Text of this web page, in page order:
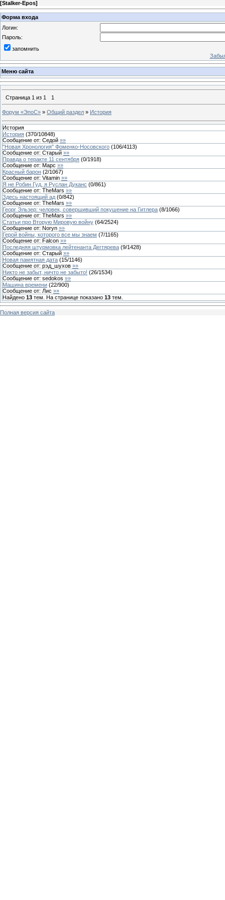
[Stalker-Epos]
Форма входа
Логин:
Пароль:
запомнить
Меню сайта
Страница 1 из 1 1
Форум «ЭпоС» » Общий раздел » История
История
История (370/10848)
Сообщение от: Седой »»
"Новая Хронология" Фоменко-Носовского (106/4113)
Сообщение от: Старый »»
Правда о теракте 11 сентября (0/1918)
Сообщение от: Марс »»
Красный барон (2/1067)
Сообщение от: Vitamin »»
Я не Робин Гуд, я Руслан Дуканс (0/861)
Сообщение от: TheMars »»
Здесь настоящий ад (0/842)
Сообщение от: TheMars »»
Георг Эльзер: человек, совершивший покушение на Гитлера (8/1066)
Сообщение от: TheMars »»
Статьи про Вторую Мировую войну (64/2524)
Сообщение от: Noryn »»
Герой войны, которого все мы знаем (7/1165)
Сообщение от: Falcon »»
Последняя штурмовка лейтенанта Дегтярева (9/1428)
Сообщение от: Старый »»
Новая памятная дата (15/1146)
Сообщение от: рэд_шухов »»
Никто не забыт, ничто не забыто! (26/1534)
Сообщение от: sedokos »»
Машина времени (22/900)
Сообщение от: Лис »»
Найдено 13 тем. На странице показано 13 тем.
Полная версия сайта